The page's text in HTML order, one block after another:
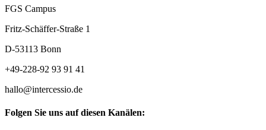
FGS Campus
Fritz-Schäffer-Straße 1
D-53113 Bonn
+49-228-92 93 91 41
hallo@intercessio.de
Folgen Sie uns auf diesen Kanälen: